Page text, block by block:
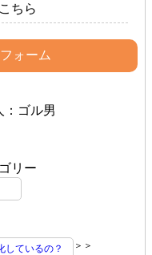
ちら
ォーム
：ゴル男
リー
しているの？ ＞＞